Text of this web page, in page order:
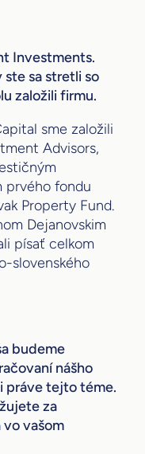
Investments.
ste sa stretli so
založili firmu.
sme založili
Advisors,
prvého fondu
Property Fund.
Dejanovskim
písať celkom
slovenského
budeme
nášho
práve tejto téme.
za
vo vašom